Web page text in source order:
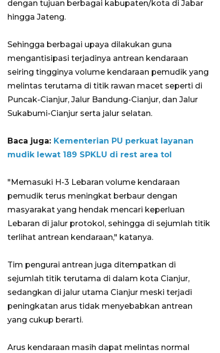
dengan tujuan berbagai kabupaten/kota di Jabar
hingga Jateng.
Sehingga berbagai upaya dilakukan guna
mengantisipasi terjadinya antrean kendaraan
seiring tingginya volume kendaraan pemudik yang
melintas terutama di titik rawan macet seperti di
Puncak-Cianjur, Jalur Bandung-Cianjur, dan Jalur
Sukabumi-Cianjur serta jalur selatan.
Baca juga: Kementerian PU perkuat layanan
mudik lewat 189 SPKLU di rest area tol
"Memasuki H-3 Lebaran volume kendaraan
pemudik terus meningkat berbaur dengan
masyarakat yang hendak mencari keperluan
Lebaran di jalur protokol, sehingga di sejumlah titik
terlihat antrean kendaraan," katanya.
Tim pengurai antrean juga ditempatkan di
sejumlah titik terutama di dalam kota Cianjur,
sedangkan di jalur utama Cianjur meski terjadi
peningkatan arus tidak menyebabkan antrean
yang cukup berarti.
Arus kendaraan masih dapat melintas normal